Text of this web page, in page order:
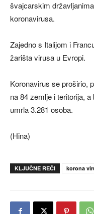
švajcarskim
koronavirusa.
Zajedno s Italijom i
žarišta virusa u Evropi.
Koronavirus se proširio,
na 84 zemlje i teritorija,
umrla 3.281 osoba.
(Hina)
KLJUČNE REČI korona